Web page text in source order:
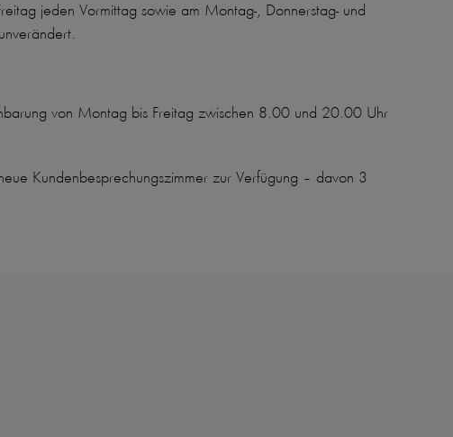
jeden Vormittag sowie am Montag-, Donnerstag- und
von Montag bis Freitag zwischen 8.00 und 20.00 Uhr
Kundenbesprechungszimmer zur Verfügung – davon 3